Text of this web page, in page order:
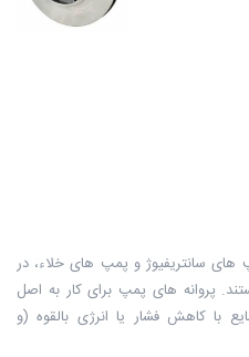
های سانتریفیوژ و پمپ های خلاء، در
پروانه های پمپ برای کار به اصل
با کاهش فشار یا انرژی بالقوه (و